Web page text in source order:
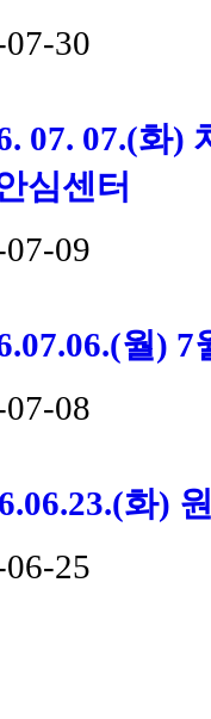
30
07. 07.(화)
심센터
09
월) 7
08
화)
25